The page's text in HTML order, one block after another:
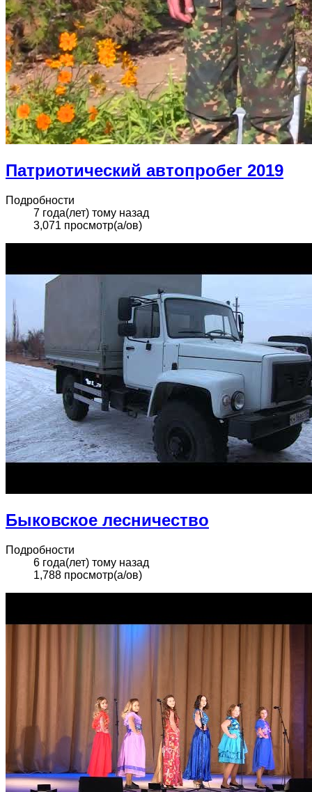
Патриотический автопробег 2019
Подробности
7 года(лет) тому назад
3,071 просмотр(а/ов)
Быковское лесничество
Подробности
6 года(лет) тому назад
1,788 просмотр(а/ов)